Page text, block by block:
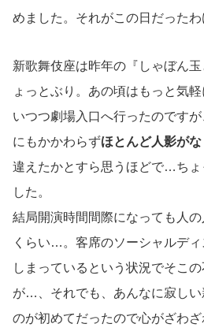
めました。それがこの日だったわ
新歌舞伎座は昨年の『しゃぼん
ょっとぶり。あの頃はもっと気
いつつ劇場入口へ行ったのです
にもかかわらずほとんど人影が
違えたかとすら思うほどで…ちょ
した。
結局開演時間間際になっても人の
くらい…。客席のソーシャルデ
しまっているという状況でそこ
が…、それでも、あんなに寂し
のが初めてだったので心がざわ